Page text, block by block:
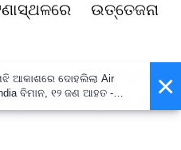
ଉତ୍ତେଜନା
ଲଘୁଚାପ
୨ ଦିନ ଘଡ଼ିଘଡ଼ି ସହ ×
ଆକାଶରେ ଦୋହଲିଲା Air
ବିମାନ, ୧୨ ଜଣ ଆହତ -